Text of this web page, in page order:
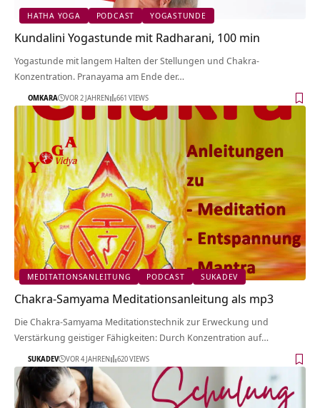
HATHA YOGA PODCAST YOGASTUNDE
Kundalini Yogastunde mit Radharani, 100 min
Yogastunde mit langem Halten der Stellungen und Chakra-
Konzentration. Pranayama am Ende der…
OMKARA VOR 2 JAHREN 661 VIEWS
MEDITATIONSANLEITUNG PODCAST SUKADEV
Chakra-Samyama Meditationsanleitung als mp3
Die Chakra-Samyama Meditationstechnik zur Erweckung und
Verstärkung geistiger Fähigkeiten: Durch Konzentration auf…
SUKADEV VOR 4 JAHREN 620 VIEWS